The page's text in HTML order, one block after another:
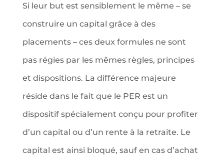
Si leur but est sensiblement le même – se
construire un capital grâce à des
placements – ces deux formules ne sont
pas régies par les mêmes règles, principes
et dispositions. La différence majeure
réside dans le fait que le PER est un
dispositif spécialement conçu pour profiter
d’un capital ou d’un rente à la retraite. Le
capital est ainsi bloqué, sauf en cas d’achat